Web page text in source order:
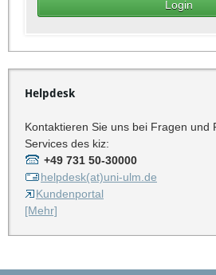
Helpdesk
Kontaktieren Sie uns bei Fragen und
Services des kiz:
+49 731 50-30000
helpdesk(at)uni-ulm.de
Kundenportal
[Mehr]